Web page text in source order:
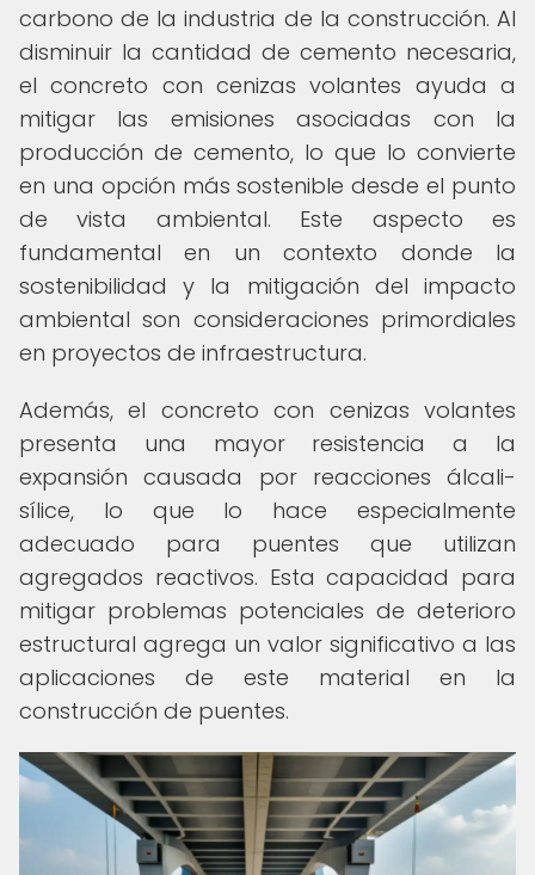
carbono de la industria de la construcción. Al
disminuir la cantidad de cemento necesaria,
el concreto con cenizas volantes ayuda a
mitigar las emisiones asociadas con la
producción de cemento, lo que lo convierte
en una opción más sostenible desde el punto
de vista ambiental. Este aspecto es
fundamental en un contexto donde la
sostenibilidad y la mitigación del impacto
ambiental son consideraciones primordiales
en proyectos de infraestructura.
Además, el concreto con cenizas volantes
presenta una mayor resistencia a la
expansión causada por reacciones álcali-
sílice, lo que lo hace especialmente
adecuado para puentes que utilizan
agregados reactivos. Esta capacidad para
mitigar problemas potenciales de deterioro
estructural agrega un valor significativo a las
aplicaciones de este material en la
construcción de puentes.